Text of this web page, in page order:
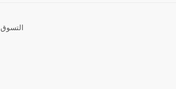
التسوق